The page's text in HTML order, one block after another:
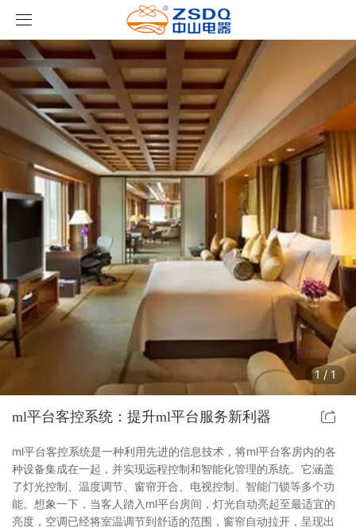
首页
产品中心
智能开关
名典系列智能开关
雅典系列智能开关
轻典系列智能开关
怡典系列智能开关
智典系列智能开关
ml(中国)智能开关
睿典系列智能开关
君典系列智能开关
凯越系列智能开关
客房门显系列
标准86门显
标准带房号门显
非标定制门显
客控系统
客控系统方案1
客控系统方案2
客控系统方案3
客控系统方案4
客控系统方案5
智能家居系列
电动窗帘
无线开关插座
特色产品
壁龛式插卡取电
新闻中心
公司新闻
行业新闻
案例展示
成功案例
关于我们
ml(中国)
1/ 1
ml平台客控系统：提升ml平台服务新利器
ml平台客控系统是一种利用先进的信息技术，将ml平台客房内的各
种设备集成在一起，并实现远程控制和智能化管理的系统。它涵盖
了灯光控制、温度调节、窗帘开合、电视控制、智能门锁等多个功
能。想象一下，当客人踏入ml平台房间，灯光自动亮起至最适宜的
亮度，空调已经将室温调节到舒适的范围，窗帘自动拉开，呈现出